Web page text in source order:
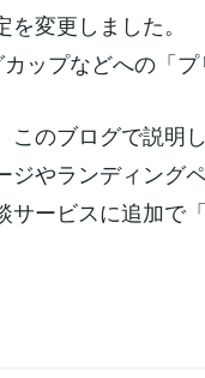
変更しました。
ップなどへの「
このブログで説明
ジやランディング
サービスに追加で